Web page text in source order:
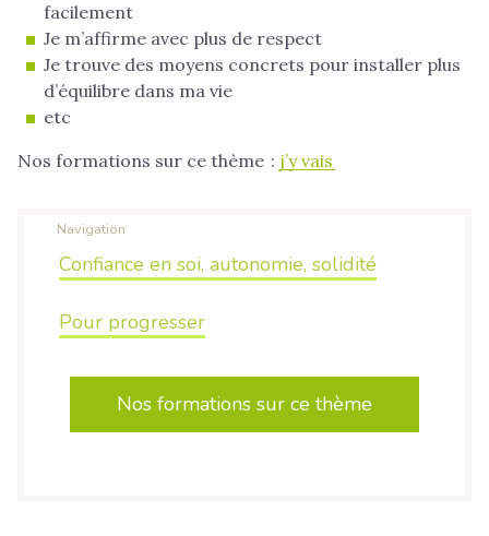
facilement
Je m’affirme avec plus de respect
Je trouve des moyens concrets pour installer plus
d’équilibre dans ma vie
etc
Nos formations sur ce thème : j’y vais
Navigation
Confiance en soi, autonomie, solidité
Pour progresser
Nos formations sur ce thème